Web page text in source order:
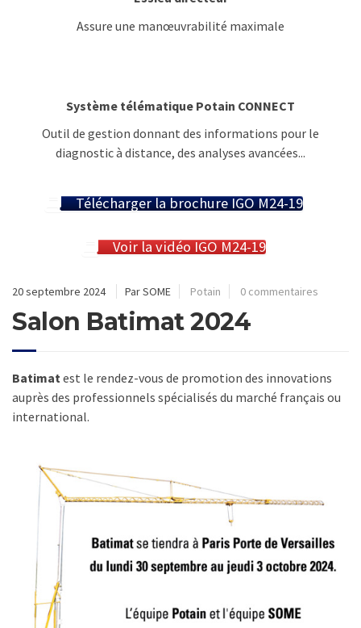
Assure une manœuvrabilité maximale
Système télématique Potain CONNECT
Outil de gestion donnant des informations pour le
diagnostic à distance, des analyses avancées...
Télécharger la brochure IGO M24-19
Voir la vidéo IGO M24-19
20 septembre 2024 Par SOME Potain 0 commentaires
Salon Batimat 2024
Batimat est le rendez-vous de promotion des innovations
auprès des professionnels spécialisés du marché français ou
international.